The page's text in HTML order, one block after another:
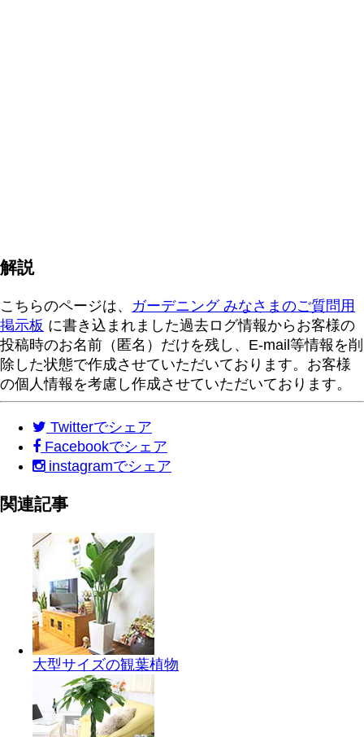
解説
こちらのページは、 ガーデニング みなさまのご質問用
掲示板 に書き込まれました過去ログ情報からお客様の
投稿時のお名前（匿名）だけを残し、E-mail等情報を削
除した状態で作成させていただいております。お客様
の個人情報を考慮し作成させていただいております。
Twitterでシェア
Facebookでシェア
instagramでシェア
関連記事
大型サイズの観葉植物